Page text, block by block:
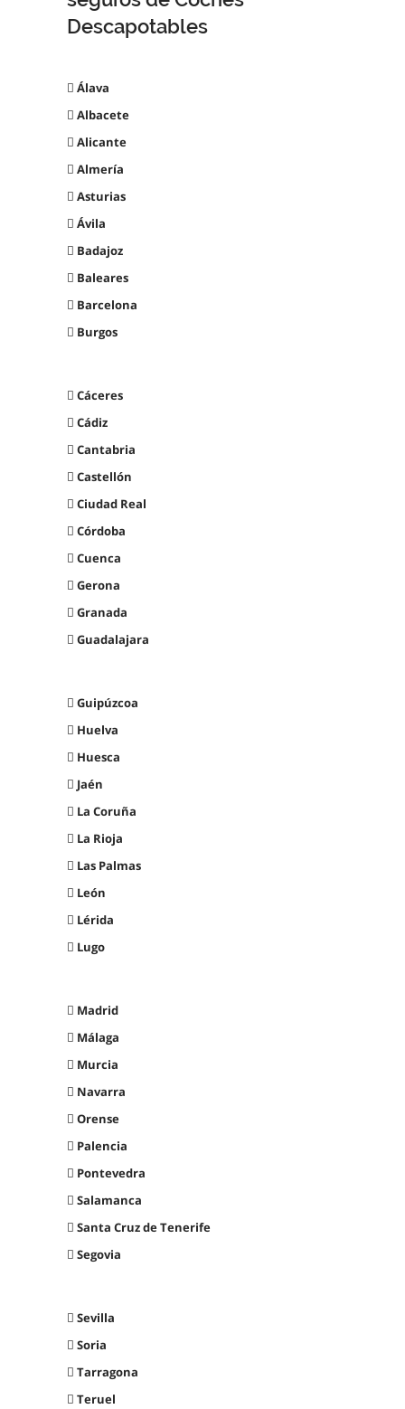
Descapotables
Álava
Albacete
Alicante
Almería
Asturias
Ávila
Badajoz
Baleares
Barcelona
Burgos
Cáceres
Cádiz
Cantabria
Castellón
Ciudad Real
Córdoba
Cuenca
Gerona
Granada
Guadalajara
Guipúzcoa
Huelva
Huesca
Jaén
La Coruña
La Rioja
Las Palmas
León
Lérida
Lugo
Madrid
Málaga
Murcia
Navarra
Orense
Palencia
Pontevedra
Salamanca
Santa Cruz de Tenerife
Segovia
Sevilla
Soria
Tarragona
Teruel